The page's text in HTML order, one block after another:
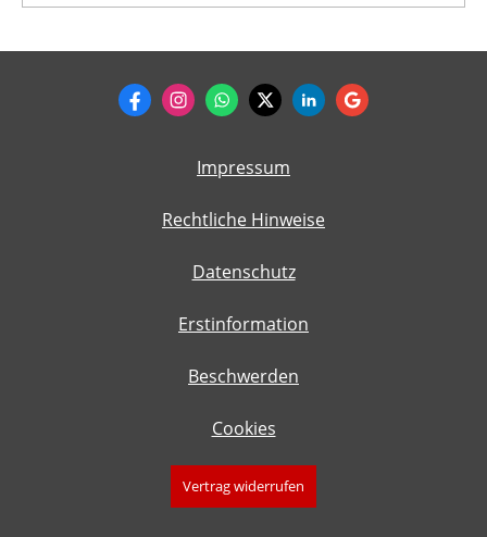
Impressum
Rechtliche Hinweise
Datenschutz
Erstinformation
Beschwerden
Cookies
Vertrag widerrufen